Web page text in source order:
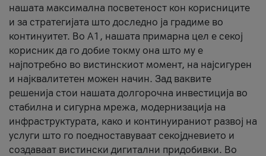
нашата максимална посветеност кон корисниците
и за стратегијата што доследно ја градиме во
континуитет. Во А1, нашата примарна цел е секој
корисник да го добие токму она што му е
најпотребно во вистинскиот момент, на најсигурен
и најквалитетен можен начин. Зад ваквите
решенија стои нашата долгорочна инвестиција во
стабилна и сигурна мрежа, модернизација на
инфраструктурата, како и континуираниот развој на
услуги што го поедноставуваат секојдневието и
создаваат вистински дигитални придобивки. Во